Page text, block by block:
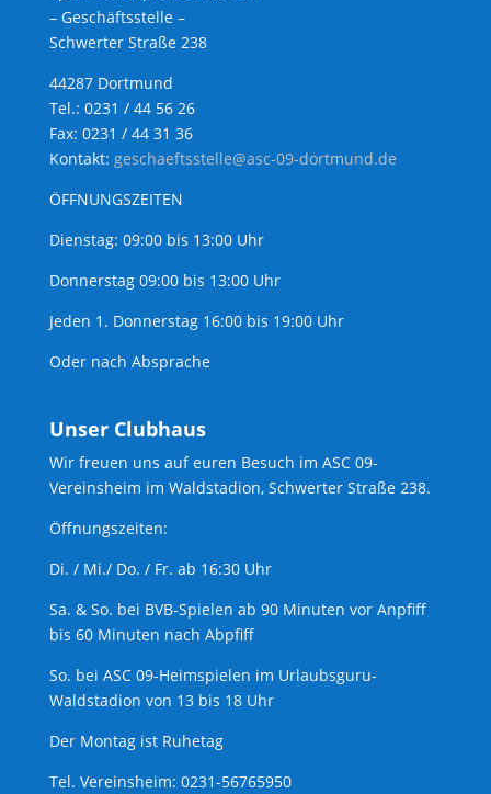
– Geschäftsstelle –
Schwerter Straße 238
44287 Dortmund
Tel.: 0231 / 44 56 26
Fax: 0231 / 44 31 36
Kontakt: geschaeftsstelle@asc-09-dortmund.de
ÖFFNUNGSZEITEN
Dienstag: 09:00 bis 13:00 Uhr
Donnerstag 09:00 bis 13:00 Uhr
Jeden 1. Donnerstag 16:00 bis 19:00 Uhr
Oder nach Absprache
Unser Clubhaus
Wir freuen uns auf euren Besuch im ASC 09-
Vereinsheim im Waldstadion, Schwerter Straße 238.
Öffnungszeiten:
Di. / Mi./ Do. / Fr. ab 16:30 Uhr
Sa. & So. bei BVB-Spielen ab 90 Minuten vor Anpfiff
bis 60 Minuten nach Abpfiff
So. bei ASC 09-Heimspielen im Urlaubsguru-
Waldstadion von 13 bis 18 Uhr
Der Montag ist Ruhetag
Tel. Vereinsheim: 0231-56765950